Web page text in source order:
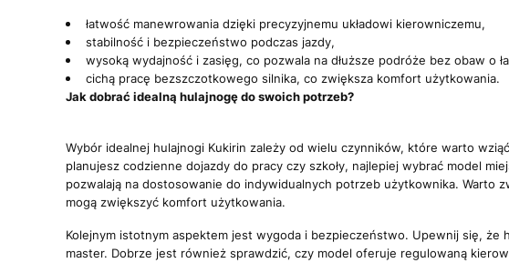
łatwość manewrowania dzięki precyzyjnemu układowi kierowniczemu,
stabilność i bezpieczeństwo podczas jazdy,
wysoką wydajność i zasięg, co pozwala na dłuższe podróże bez obaw o
cichą pracę bezszczotkowego silnika, co zwiększa komfort użytkowania.
Jak dobrać idealną hulajnogę do swoich potrzeb?
Wybór idealnej hulajnogi Kukirin zależy od wielu czynników, które warto
planujesz codzienne dojazdy do pracy czy szkoły, najlepiej wybrać model
pozwalają na dostosowanie do indywidualnych potrzeb użytkownika.
mogą zwiększyć komfort użytkowania.
Kolejnym istotnym aspektem jest wygoda i bezpieczeństwo. Upewnij się, że
master. Dobrze jest również sprawdzić, czy model oferuje regulowaną